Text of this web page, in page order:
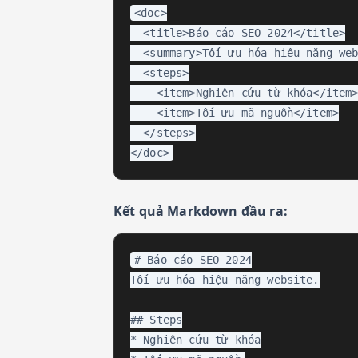
<doc>
  <title>Báo cáo SEO 2024</title>
<summary>Tối ưu hóa hiệu năng
  <steps>
    <item>Nghiên cứu từ khóa</item>
    <item>Tối ưu mã nguồn</item>
  </steps>
</doc>
Kết quả Markdown đầu ra:
# Báo cáo SEO 2024
Tối ưu hóa hiệu năng website.
## Steps
* Nghiên cứu từ khóa